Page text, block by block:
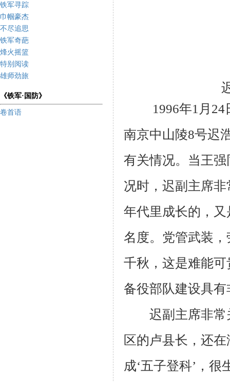
铁军寻踪
巾帼豪杰
不尽追思
铁军奇葩
烽火摇篮
特别阅读
雄师劲旅
《铁军·国防》
卷首语
1996年1 月 24
南京中山陵8号迟
有关情况。当王
况时，迟副主席非
年代里成长的，又
名度。党管武装
千秋，这是难能
备役部队建设具
迟副主席非常
区的卢县长，还
成‘五子登科’，